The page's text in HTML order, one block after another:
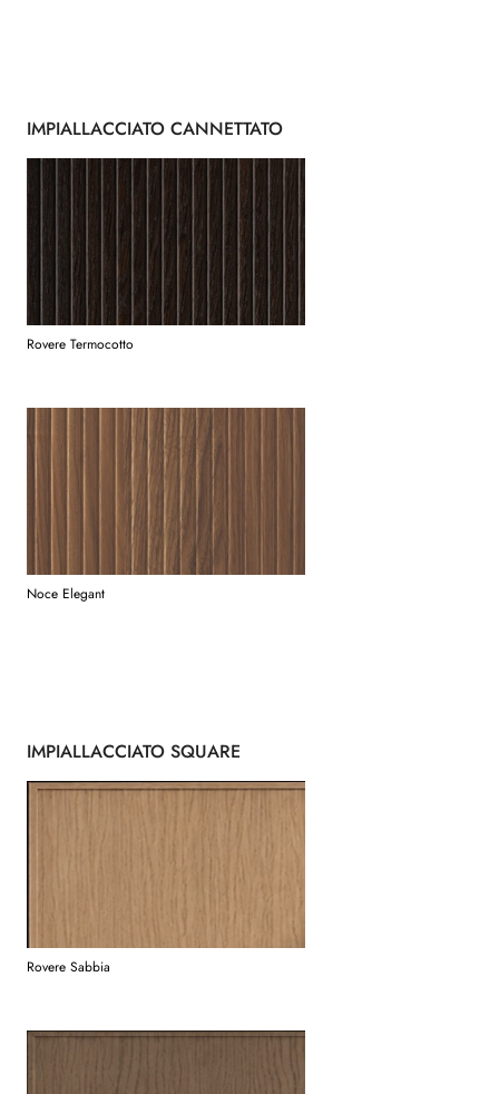
IMPIALLACCIATO CANNETTATO
Rovere Termocotto
Noce Elegant
IMPIALLACCIATO SQUARE
Rovere Sabbia